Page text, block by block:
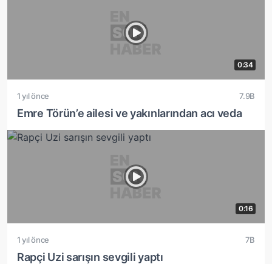
0:34
1 yıl önce 7.9B
Emre Törün’e ailesi ve yakınlarından acı veda
0:16
1 yıl önce 7B
Rapçi Uzi sarışın sevgili yaptı